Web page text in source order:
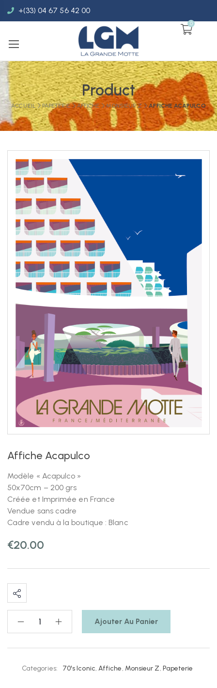
+(33) 04 67 56 42 00
0
Product
ACCUEIL PAPETERIE AFFICHE MONSIEUR Z AFFICHE ACAPULCO
Affiche Acapulco
Modèle « Acapulco »
50x70cm – 200 grs
Créée et Imprimée en France
Vendue sans cadre
Cadre vendu à la boutique : Blanc
€20.00
Ajouter Au Panier
Categories: 70's Iconic, Affiche, Monsieur Z, Papeterie